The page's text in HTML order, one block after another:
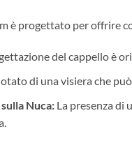
è progettato per offrire
del cappello è
di una visiera che
Nuca:La presenza di